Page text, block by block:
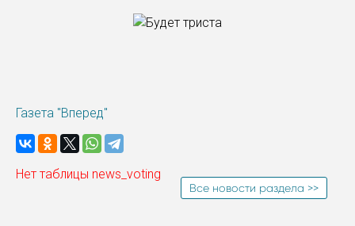
Газета "Вперед"
Нет таблицы news_voting
Все новости раздела >>